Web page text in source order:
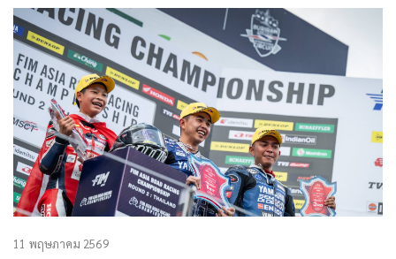
11 พฤษภาคม 2569